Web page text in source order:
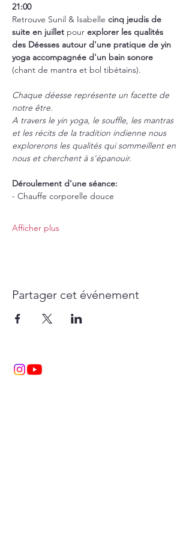
21:00
Retrouve Sunil & Isabelle cinq jeudis de
suite en juillet pour explorer les qualités
des Déesses autour d'une pratique de yin
yoga accompagnée d'un bain sonore
(chant de mantra et bol tibétains).
Chaque déesse représente un facette de
notre être.
A travers le yin yoga, le souffle, les mantras
et les récits de la tradition indienne nous
explorerons les qualités qui sommeillent en
nous et cherchent à s'épanouir.
Déroulement d'une séance:
- Chauffe corporelle douce
Afficher plus
Partager cet événement